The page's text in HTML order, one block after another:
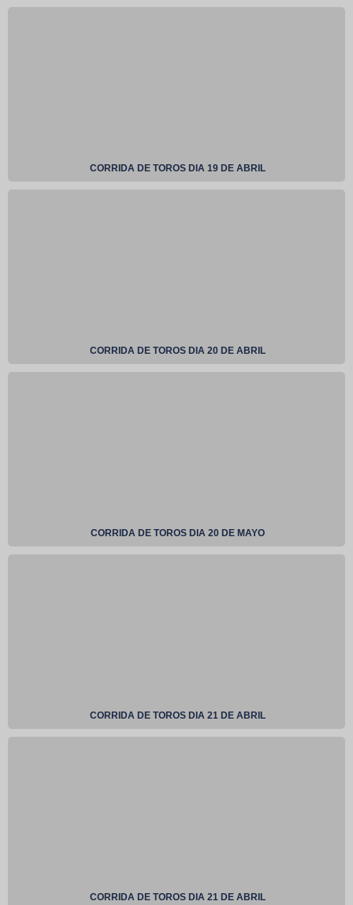
CORRIDA DE TOROS DIA 19 DE ABRIL
CORRIDA DE TOROS DIA 20 DE ABRIL
CORRIDA DE TOROS DIA 20 DE MAYO
CORRIDA DE TOROS DIA 21 DE ABRIL
CORRIDA DE TOROS DIA 21 DE ABRIL